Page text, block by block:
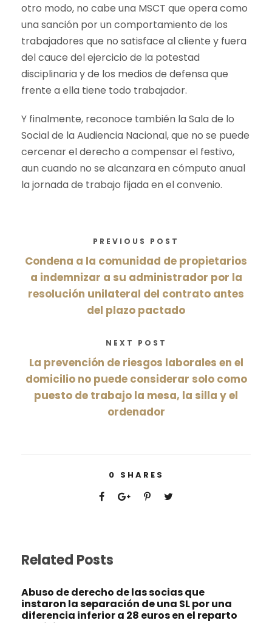
otro modo, no cabe una MSCT que opera como
una sanción por un comportamiento de los
trabajadores que no satisface al cliente y fuera
del cauce del ejercicio de la potestad
disciplinaria y de los medios de defensa que
frente a ella tiene todo trabajador.
Y finalmente, reconoce también la Sala de lo
Social de la Audiencia Nacional, que no se puede
cercenar el derecho a compensar el festivo,
aun cuando no se alcanzara en cómputo anual
la jornada de trabajo fijada en el convenio.
PREVIOUS POST
Condena a la comunidad de propietarios
a indemnizar a su administrador por la
resolución unilateral del contrato antes
del plazo pactado
NEXT POST
La prevención de riesgos laborales en el
domicilio no puede considerar solo como
puesto de trabajo la mesa, la silla y el
ordenador
0 SHARES
Related Posts
Abuso de derecho de las socias que
instaron la separación de una SL por una
diferencia inferior a 28 euros en el reparto